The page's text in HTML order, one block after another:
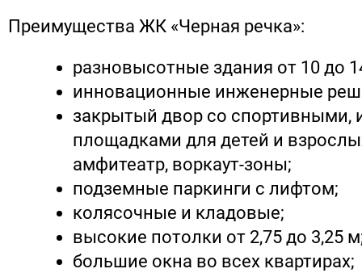
Преимущества ЖК «Черная речка»:
разновысотные здания от 10 до
инновационные инженерные
закрытый двор со спортивными,
площадками для детей и
амфитеатр, воркаут-зоны;
подземные паркинги с лифтом;
колясочные и кладовые;
высокие потолки от 2,75 до 3,25
большие окна во всех квартирах;